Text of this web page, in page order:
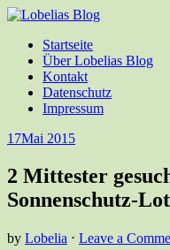
Startseite
Über Lobelias Blog
Kontakt
Datenschutz
Impressum
17Mai 2015
2 Mittester
Sonnenschutz-
by Lobelia ⋅ Leave a